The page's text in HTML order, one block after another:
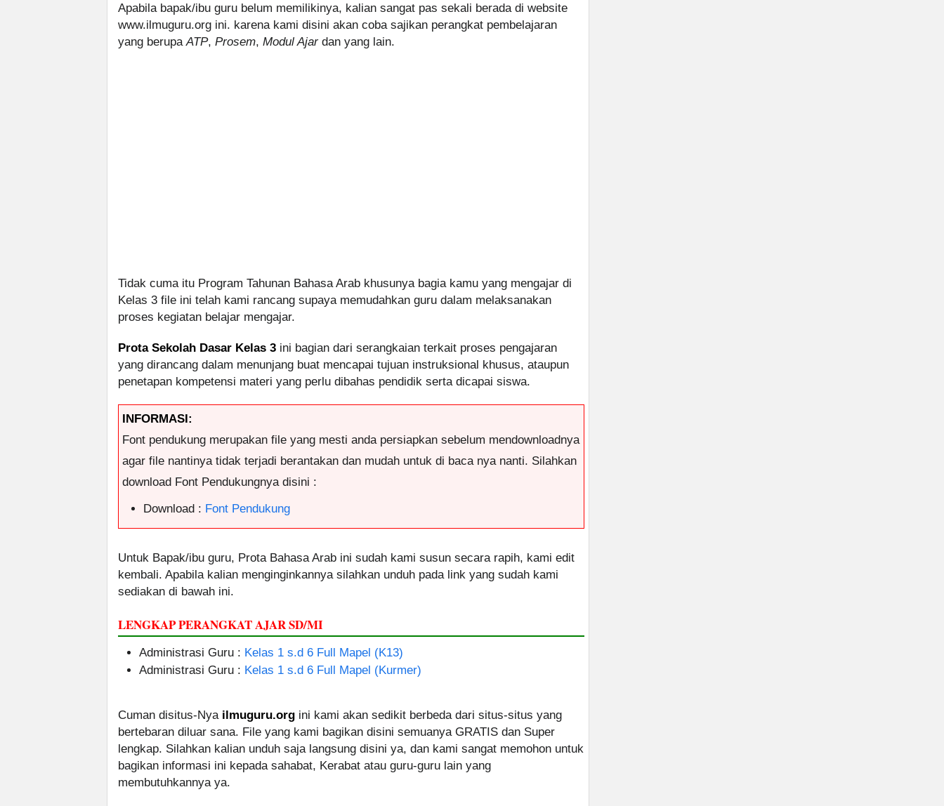
Apabila bapak/ibu guru belum memilikinya, kalian sangat pas sekali berada di website
www.ilmuguru.org ini. karena kami disini akan coba sajikan perangkat pembelajaran
yang berupaATP, Prosem, Modul Ajardan yang lain.
Tidak cuma itu Program Tahunan Bahasa Arab khusunya bagia kamu yang mengajar di
Kelas 3 file ini telah kami rancang supaya memudahkan guru dalam melaksanakan
proses kegiatan belajar mengajar.
Prota Sekolah Dasar Kelas 3 ini bagian dari serangkaian terkait proses pengajaran
yang dirancang dalam menunjang buat mencapai tujuan instruksional khusus, ataupun
penetapan kompetensi materi yang perlu dibahas pendidik serta dicapai siswa.
INFORMASI:
Font pendukung merupakan file yang mesti anda persiapkan sebelum mendownloadnya
agar file nantinya tidak terjadi berantakan dan mudah untuk di baca nya nanti. Silahkan
download Font Pendukungnya disini :
Download : Font Pendukung
Untuk Bapak/ibu guru, Prota Bahasa Arab ini sudah kami susun secara rapih, kami edit
kembali. Apabila kalian menginginkannya silahkan unduh pada link yang sudah kami
sediakan di bawah ini.
LENGKAP PERANGKAT AJAR SD/MI
Administrasi Guru : Kelas 1 s.d 6 Full Mapel (K13)
Administrasi Guru : Kelas 1 s.d 6 Full Mapel (Kurmer)
Cuman disitus-Nya ilmuguru.org ini kami akan sedikit berbeda dari situs-situs yang
bertebaran diluar sana. File yang kami bagikan disini semuanya GRATIS dan Super
lengkap. Silahkan kalian unduh saja langsung disini ya, dan kami sangat memohon untuk
bagikan informasi ini kepada sahabat, Kerabat atau guru-guru lain yang
membutuhkannya ya.